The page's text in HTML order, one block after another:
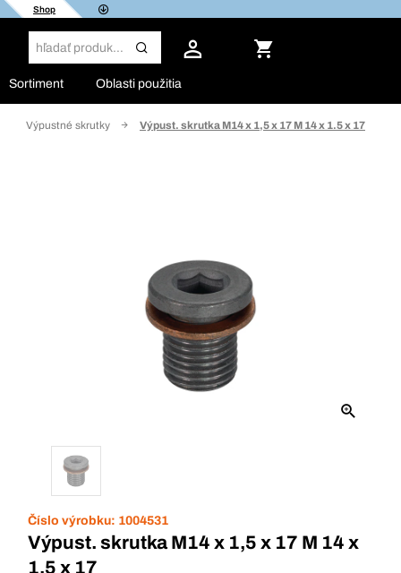
Shop
Sortiment Oblasti použitia
Výpustné skrutky Výpust. skrutka M14 x 1,5 x 17 M 14 x 1.5 x 17
Číslo výrobku: 1004531
Výpust. skrutka M14 x 1,5 x 17 M 14 x
1.5 x 17